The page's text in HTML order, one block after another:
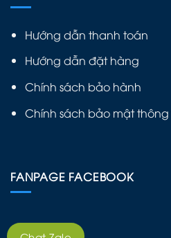
Hướng dẫn thanh toán
Hướng dẫn đặt hàng
Chính sách bảo hành
Chính sách bảo mật
FANPAGE FACEBOOK